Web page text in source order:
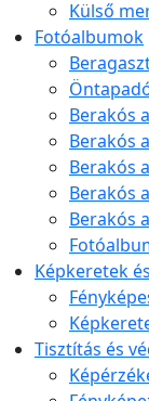
Külső
Fotóalbumok
Berakós
Berakós
Berakós
Berakós
Berakós
Képkeretek
Tisztítás és